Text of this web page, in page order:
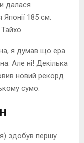
далася
Японії 185 см.
я думав що ера
Але ні! Декілька
новий рекорд
сумо.
здобув першу